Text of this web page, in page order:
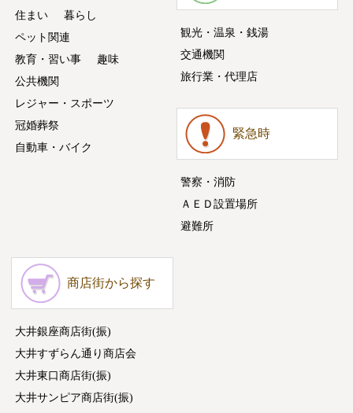
住まい
暮らし
ペット関連
教育・習い事
趣味
公共機関
レジャー・スポーツ
冠婚葬祭
自動車・バイク
観光・温泉・銭湯
交通機関
旅行業・代理店
緊急時
警察・消防
ＡＥＤ設置場所
避難所
商店街から探す
大井銀座商店街(振)
大井すずらん通り商店会
大井東口商店街(振)
大井サンピア商店街(振)